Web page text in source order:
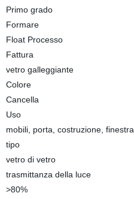
Primo grado
Formare
Float Processo
Fattura
vetro galleggiante
Colore
Cancella
Uso
mobili, porta, costruzione, finestra
tipo
vetro di vetro
trasmittanza della luce
>80%